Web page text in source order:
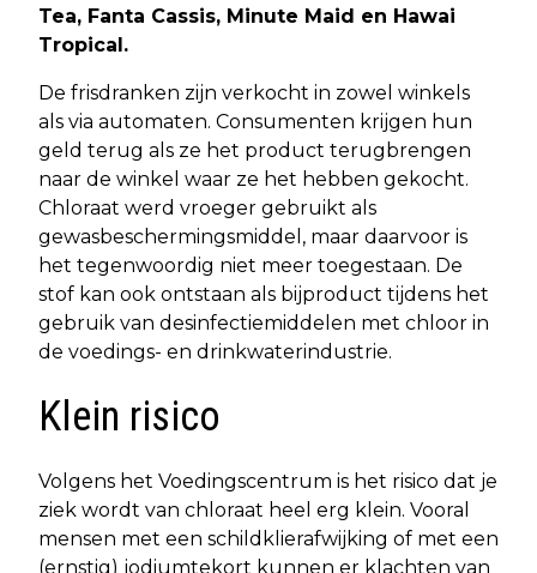
Tea, Fanta Cassis, Minute Maid en Hawai
Tropical.
De frisdranken zijn verkocht in zowel winkels
als via automaten. Consumenten krijgen hun
geld terug als ze het product terugbrengen
naar de winkel waar ze het hebben gekocht.
Chloraat werd vroeger gebruikt als
gewasbeschermingsmiddel, maar daarvoor is
het tegenwoordig niet meer toegestaan. De
stof kan ook ontstaan als bijproduct tijdens het
gebruik van desinfectiemiddelen met chloor in
de voedings- en drinkwaterindustrie.
Klein risico
Volgens het Voedingscentrum is het risico dat je
ziek wordt van chloraat heel erg klein. Vooral
mensen met een schildklierafwijking of met een
(ernstig) jodiumtekort kunnen er klachten van